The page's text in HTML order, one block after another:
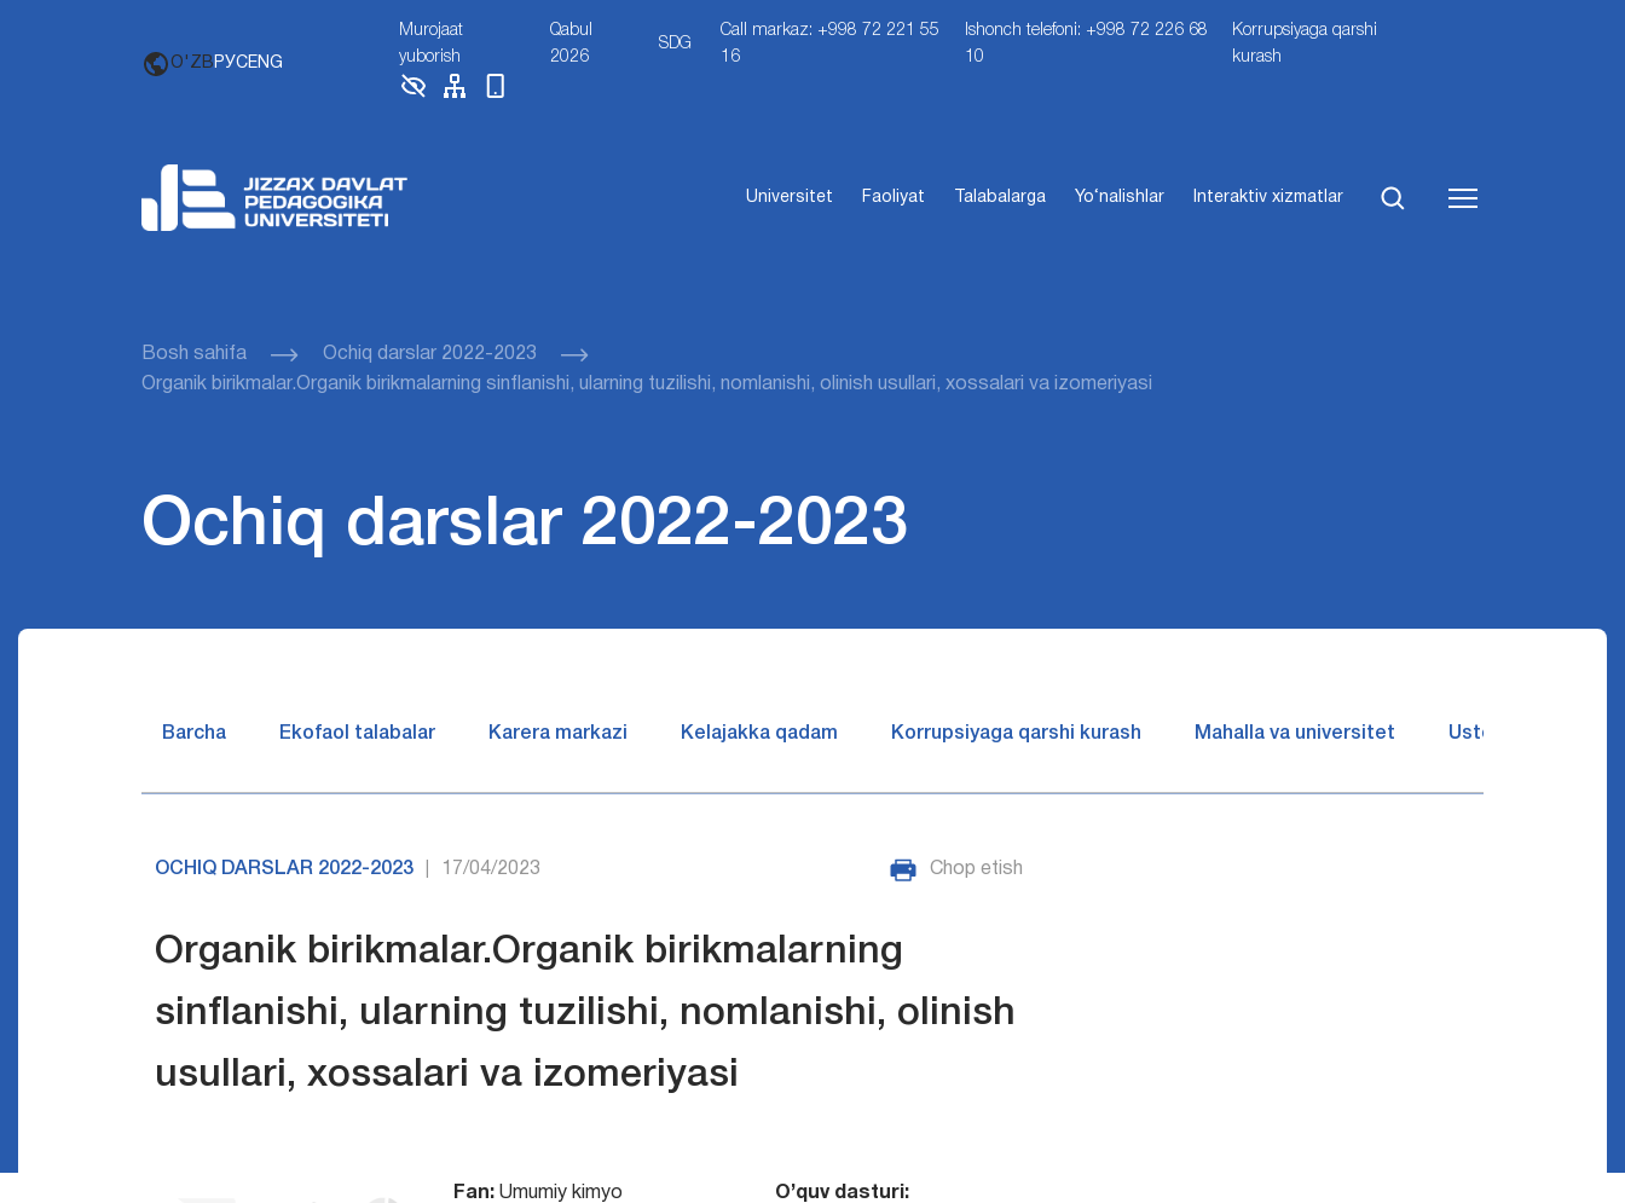
O'ZB РУСENG
Murojaat
yuborish
Qabul
2026
SDG
Call markaz: +998 72 221 55
16
Ishonch telefoni: +998 72 226 68
10
Korrupsiyaga qarshi
kurash
Universitet Faoliyat Talabalarga Yo‘nalishlar Interaktiv xizmatlar
Bosh sahifa
Ochiq darslar 2022-2023
Organik birikmalar.Organik birikmalarning sinflanishi, ularning tuzilishi, nomlanishi, olinish usullari, xossalari va izomeriyasi
Ochiq darslar 2022-2023
Barcha Ekofaol talabalar Karera markazi Kelajakka qadam Korrupsiyaga qarshi kurash Mahalla va universitet Ustozlar suhbatin
OCHIQ DARSLAR 2022-2023 17/04/2023 Chop etish
Organik birikmalar.Organik birikmalarning
sinflanishi, ularning tuzilishi, nomlanishi, olinish
usullari, xossalari va izomeriyasi
Fan:Umumiy kimyo
O’quv dasturi: